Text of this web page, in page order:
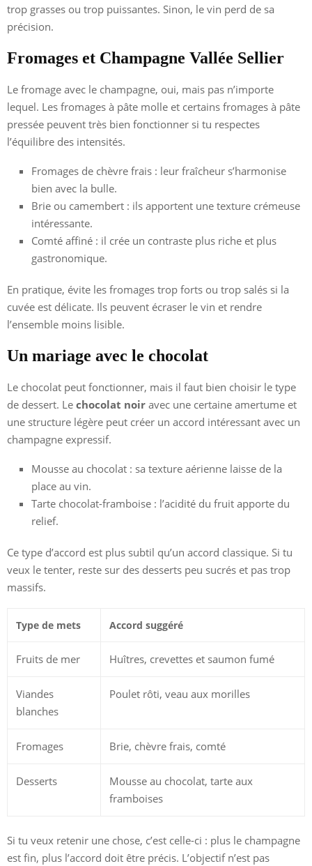
trop grasses ou trop puissantes. Sinon, le vin perd de sa
précision.
Fromages et Champagne Vallée Sellier
Le fromage avec le champagne, oui, mais pas n’importe
lequel. Les fromages à pâte molle et certains fromages à pâte
pressée peuvent très bien fonctionner si tu respectes
l’équilibre des intensités.
Fromages de chèvre frais : leur fraîcheur s’harmonise
bien avec la bulle.
Brie ou camembert : ils apportent une texture crémeuse
intéressante.
Comté affiné : il crée un contraste plus riche et plus
gastronomique.
En pratique, évite les fromages trop forts ou trop salés si la
cuvée est délicate. Ils peuvent écraser le vin et rendre
l’ensemble moins lisible.
Un mariage avec le chocolat
Le chocolat peut fonctionner, mais il faut bien choisir le type
de dessert. Le chocolat noir avec une certaine amertume et
une structure légère peut créer un accord intéressant avec un
champagne expressif.
Mousse au chocolat : sa texture aérienne laisse de la
place au vin.
Tarte chocolat-framboise : l’acidité du fruit apporte du
relief.
Ce type d’accord est plus subtil qu’un accord classique. Si tu
veux le tenter, reste sur des desserts peu sucrés et pas trop
massifs.
Type de mets Accord suggéré
Fruits de mer Huîtres, crevettes et saumon fumé
Viandes
blanches
Poulet rôti, veau aux morilles
Fromages Brie, chèvre frais, comté
Desserts
Mousse au chocolat, tarte aux
framboises
Si tu veux retenir une chose, c’est celle-ci : plus le champagne
est fin, plus l’accord doit être précis. L’objectif n’est pas